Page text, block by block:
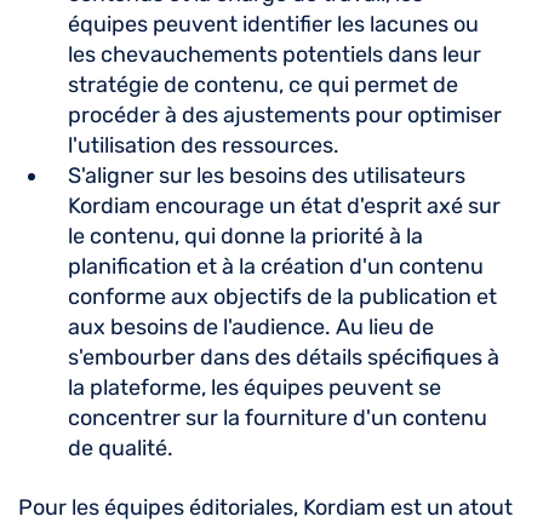
équipes peuvent identifier les lacunes ou
les chevauchements potentiels dans leur
stratégie de contenu, ce qui permet de
procéder à des ajustements pour optimiser
l'utilisation des ressources.
S'aligner sur les besoins des utilisateurs
Kordiam encourage un état d'esprit axé sur
le contenu, qui donne la priorité à la
planification et à la création d'un contenu
conforme aux objectifs de la publication et
aux besoins de l'audience. Au lieu de
s'embourber dans des détails spécifiques à
la plateforme, les équipes peuvent se
concentrer sur la fourniture d'un contenu
de qualité.
Pour les équipes éditoriales, Kordiam est un atout